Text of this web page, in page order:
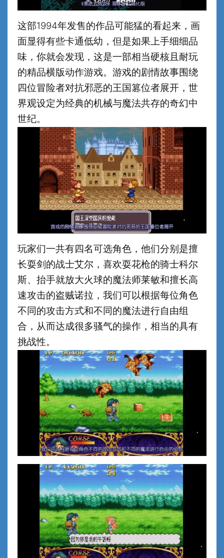
这部1994年发售的作品可能猛的看起来，画
面显得有些卡通低幼，但是如果上手细细品
味，你就会发现，这是一部相当硬核且耐玩
的精品横版动作游戏。游戏的剧情故事围绕
四位冒险者对抗邪恶的王国篡位者展开，世
界观设定为经典的机械与魔法共存的奇幻中
世纪。
玩家们一共有四名可选角色，他们分别是擅
长耍剑的战士艾尔，喜欢耍花枪的骑士科尔
斯、抬手就放大火球的魔法师莱敏和擅长高
速攻击的盗贼诺拉，我们可以根据每位角色
不同的攻击方式和不同的魔法进行自由组
合，从而达成很多骚气的操作，相当的具有
挑战性。